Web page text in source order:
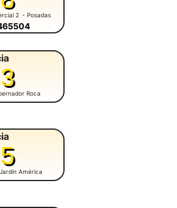
2 - Posadas
Roca
América